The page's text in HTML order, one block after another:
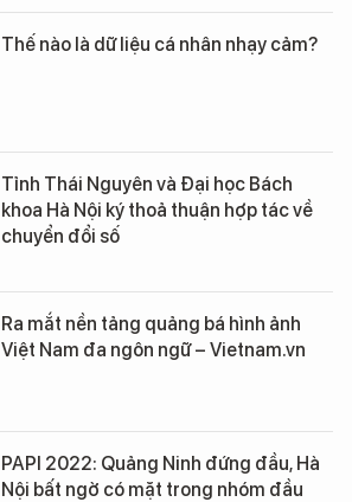
Thế nào là dữ liệu cá nhân nhạy cảm?
Tỉnh Thái Nguyên và Đại học Bách
khoa Hà Nội ký thoả thuận hợp tác về
chuyển đổi số
Ra mắt nền tảng quảng bá hình ảnh
Việt Nam đa ngôn ngữ – Vietnam.vn
PAPI 2022: Quảng Ninh đứng đầu, Hà
Nội bất ngờ có mặt trong nhóm đầu